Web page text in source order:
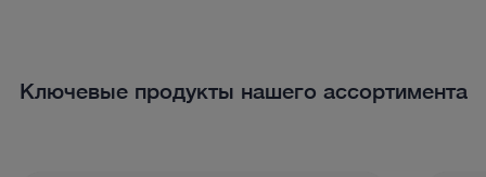
Ключевые продукты нашего ассортимента